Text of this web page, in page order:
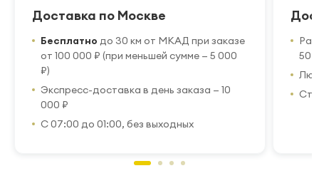
Доставка по Москве
Бесплатно до 30 км от МКАД при заказе
от 100 000 ₽ (при меньшей сумме — 5 000
₽)
Экспресс-доставка в день заказа — 10
000 ₽
С 07:00 до 01:00, без выходных
50